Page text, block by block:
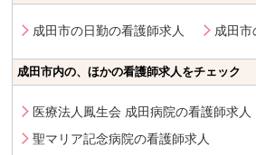
成田市の日勤の看護師求人 成田市
成田市内の、ほかの看護師求人をチェック
医療法人鳳生会 成田病院の看護師求人
聖マリア記念病院の看護師求人